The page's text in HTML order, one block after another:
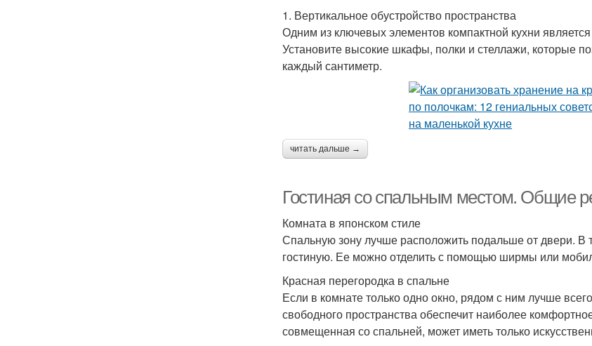
1. Вертикальное обустройство пространства
Одним из ключевых элементов компактной кухни
Установите высокие шкафы, полки и стеллажи, которые
каждый сантиметр.
читать дальше →
Гостиная со спальным местом. Общие
Комната в японском стиле
Спальную зону лучше расположить подальше от двери. В
гостиную. Ее можно отделить с помощью ширмы или
Красная перегородка в спальне
Если в комнате только одно окно, рядом с ним лучше
свободного пространства обеспечит наиболее
совмещенная со спальней, может иметь только